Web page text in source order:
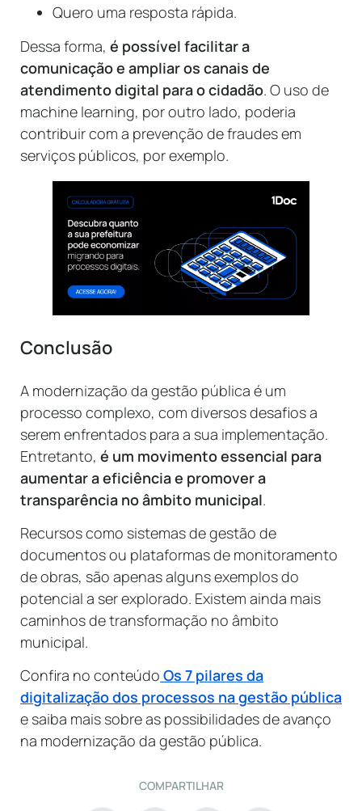
Quero uma resposta rápida.
Dessa forma, é possível facilitar a
comunicação e ampliar os canais de
atendimento digital para o cidadão. O uso de
machine learning, por outro lado, poderia
contribuir com a prevenção de fraudes em
serviços públicos, por exemplo.
Conclusão
A modernização da gestão pública é um
processo complexo, com diversos desafios a
serem enfrentados para a sua implementação.
Entretanto, é um movimento essencial para
aumentar a eficiência e promover a
transparência no âmbito municipal.
Recursos como sistemas de gestão de
documentos ou plataformas de monitoramento
de obras, são apenas alguns exemplos do
potencial a ser explorado. Existem ainda mais
caminhos de transformação no âmbito
municipal.
Confira no conteúdo Os 7 pilares da
digitalização dos processos na gestão pública
e saiba mais sobre as possibilidades de avanço
na modernização da gestão pública.
COMPARTILHAR